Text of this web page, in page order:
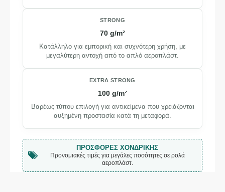
STRONG
70 g/m²
Κατάλληλο για εμπορική και συχνότερη χρήση, με
μεγαλύτερη αντοχή από το απλό αεροπλάστ.
EXTRA STRONG
100 g/m²
Βαρέως τύπου επιλογή για αντικείμενα που χρειάζονται
αυξημένη προστασία κατά τη μεταφορά.
ΠΡΟΣΦΟΡΈΣ ΧΟΝΔΡΙΚΉΣ
Προνομιακές τιμές για μεγάλες ποσότητες σε ρολά
αεροπλάστ.